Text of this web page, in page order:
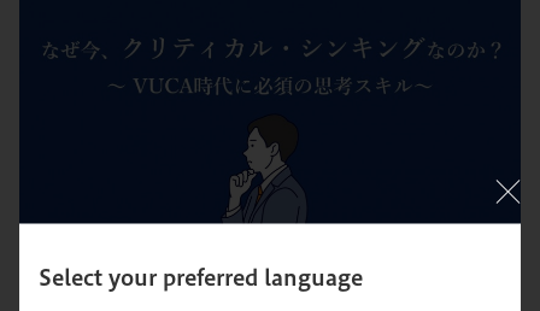
Select your preferred language
【超図解】クリティカル・シンキングとは？身につける方